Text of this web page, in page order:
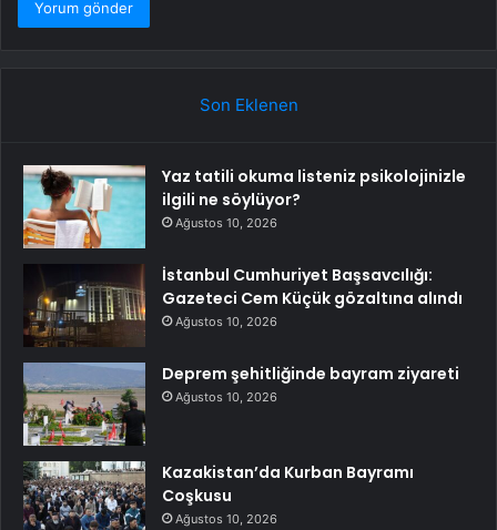
Son Eklenen
Yaz tatili okuma listeniz psikolojinizle
ilgili ne söylüyor?
Ağustos 10, 2026
İstanbul Cumhuriyet Başsavcılığı:
Gazeteci Cem Küçük gözaltına alındı
Ağustos 10, 2026
Deprem şehitliğinde bayram ziyareti
Ağustos 10, 2026
Kazakistan’da Kurban Bayramı
Coşkusu
Ağustos 10, 2026